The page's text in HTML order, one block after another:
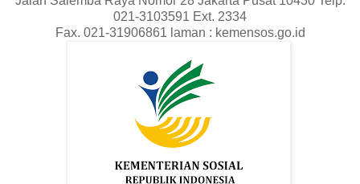
021-3103591 Ext. 2334
Fax. 021-31906861 laman : kemensos.go.id